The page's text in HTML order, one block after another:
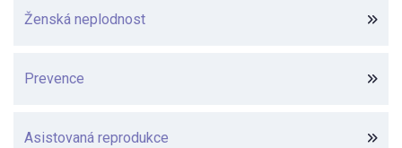
Ženská neplodnost
Prevence
Asistovaná reprodukce